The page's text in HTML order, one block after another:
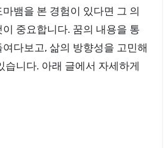
뱀을 본 경험이 있다면 그 의
중요합니다. 꿈의 내용을 통
다보고, 삶의 방향성을 고민해
습니다. 아래 글에서 자세하게